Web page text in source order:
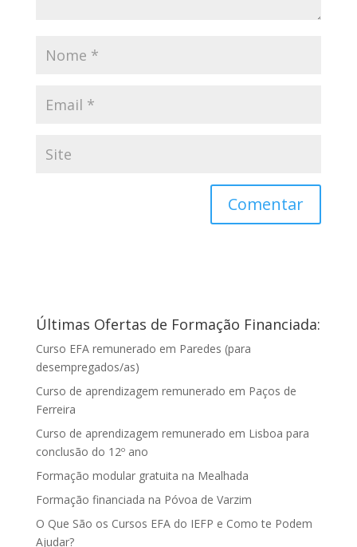
Últimas Ofertas de Formação Financiada:
Curso EFA remunerado em Paredes (para
desempregados/as)
Curso de aprendizagem remunerado em Paços de
Ferreira
Curso de aprendizagem remunerado em Lisboa para
conclusão do 12º ano
Formação modular gratuita na Mealhada
Formação financiada na Póvoa de Varzim
O Que São os Cursos EFA do IEFP e Como te Podem
Ajudar?